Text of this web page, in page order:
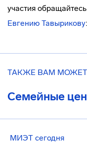
участия
Евгению Тавырикову
ТАКЖЕ ВАМ
Семейные
МИЭТ сегодня